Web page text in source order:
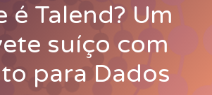
é Talend? Um
suíço com
para Dados